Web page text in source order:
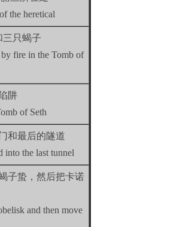
the heretical
三只蝎子
by fire in the Tomb of
阱
of Seth
和最后的隧道
into the last tunnel
子蛰，然后把卡诺
and then move